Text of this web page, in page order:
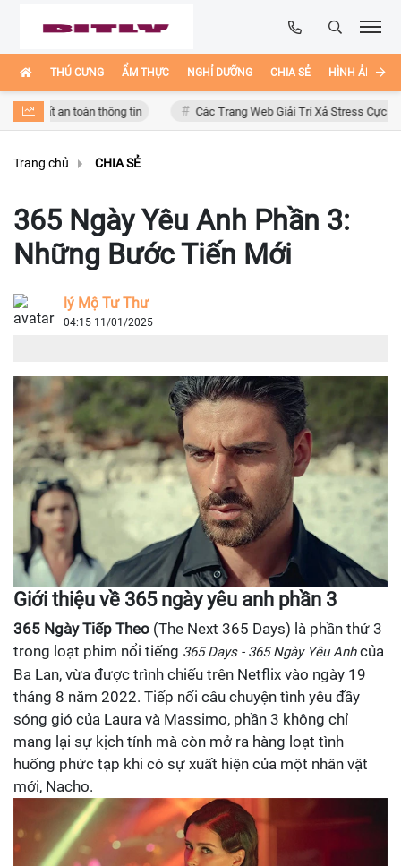
THÚ CƯNG ẨM THỰC NGHỈ DƯỠNG CHIA SẺ HÌNH ẢNH
an toàn thông tin Các Trang Web Giải Trí Xả Stress Cực Hay Ho
Trang chủ CHIA SẺ
365 Ngày Yêu Anh Phần 3:
Những Bước Tiến Mới
lý Mộ Tư Thư
04:15 11/01/2025
Giới thiệu về 365 ngày yêu anh phần 3
365 Ngày Tiếp Theo (The Next 365 Days) là phần thứ 3
trong loạt phim nổi tiếng 365 Days - 365 Ngày Yêu Anhcủa
Ba Lan, vừa được trình chiếu trên Netflix vào ngày 19
tháng 8 năm 2022. Tiếp nối câu chuyện tình yêu đầy
sóng gió của Laura và Massimo, phần 3 không chỉ
mang lại sự kịch tính mà còn mở ra hàng loạt tình
huống phức tạp khi có sự xuất hiện của một nhân vật
mới, Nacho.